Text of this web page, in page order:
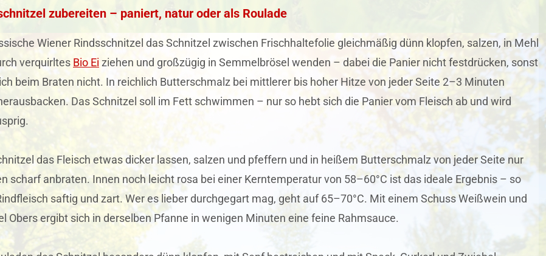
zubereiten – paniert, natur oder als Roulade
Wiener Rindsschnitzel das Schnitzel zwischen Frischhaltefolie gleichmäßig dünn klopfen, salzen, in Mehl
verquirltes Bio Ei ziehen und großzügig in Semmelbrösel wenden – dabei die Panier nicht festdrücken, sonst
beim Braten nicht. In reichlich Butterschmalz bei mittlerer bis hoher Hitze von jeder Seite 2–3 Minuten
Das Schnitzel soll im Fett schwimmen – nur so hebt sich die Panier vom Fleisch ab und wird
das Fleisch etwas dicker lassen, salzen und pfeffern und in heißem Butterschmalz von jeder Seite nur
scharf anbraten. Innen noch leicht rosa bei einer Kerntemperatur von 58–60°C ist das ideale Ergebnis – so
saftig und zart. Wer es lieber durchgegart mag, geht auf 65–70°C. Mit einem Schuss Weißwein und
Obers ergibt sich in derselben Pfanne in wenigen Minuten eine feine Rahmsauce.